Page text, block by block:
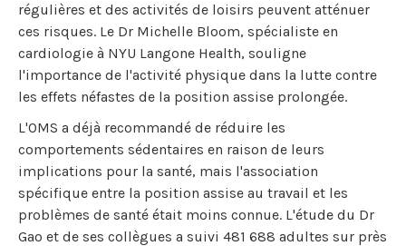
régulières et des activités de loisirs peuvent atténuer
ces risques. Le Dr Michelle Bloom, spécialiste en
cardiologie à NYU Langone Health, souligne
l'importance de l'activité physique dans la lutte contre
les effets néfastes de la position assise prolongée.
L'OMS a déjà recommandé de réduire les
comportements sédentaires en raison de leurs
implications pour la santé, mais l'association
spécifique entre la position assise au travail et les
problèmes de santé était moins connue. L'étude du Dr
Gao et de ses collègues a suivi 481 688 adultes sur près